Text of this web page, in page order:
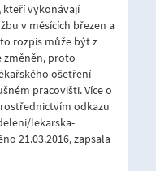
kteří vykonávají
v měsících březen a
rozpis může být z
změněn, proto
ošetření
pracovišti. Více o
odkazu
lekarska-
21.03.2016, zapsala